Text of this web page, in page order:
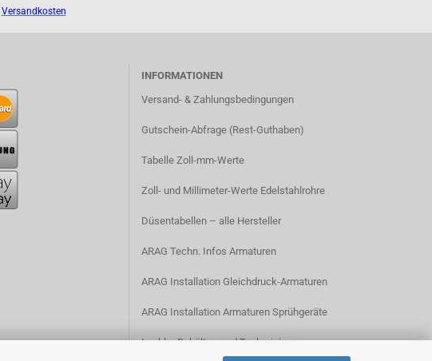
Versandkosten
INFORMATIONEN
Versand- & Zahlungsbedingungen​
Gutschein-Abfrage (Rest-Guthaben)
Tabelle Zoll-mm-Werte
Zoll- und Millimeter-Werte Edelstahlrohre
Düsentabellen – alle Hersteller
ARAG Techn. Infos Armaturen
ARAG Installation Gleichdruck-Armaturen
ARAG Installation Armaturen Sprühgeräte
Lechler Behälter- und Tankreinigung